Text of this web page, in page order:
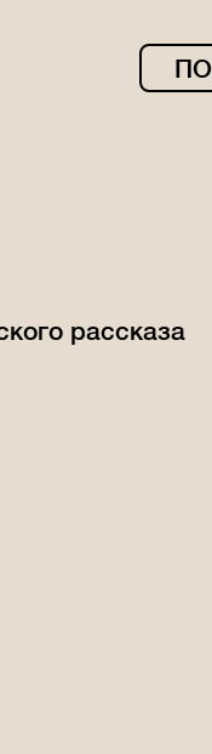
рассказа